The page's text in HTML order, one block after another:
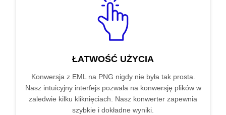
ŁATWOŚĆ UŻYCIA
Konwersja z EML na PNG nigdy nie była tak prosta.
Nasz intuicyjny interfejs pozwala na konwersję plików w
zaledwie kilku kliknięciach. Nasz konwerter zapewnia
szybkie i dokładne wyniki.